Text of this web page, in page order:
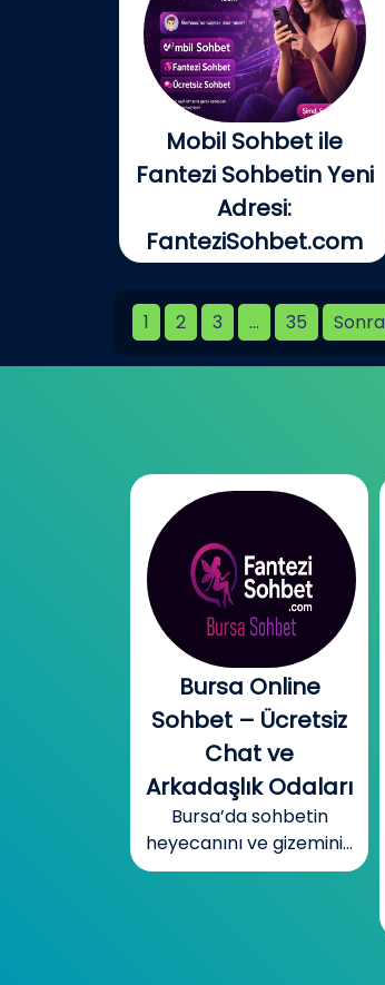
Mobil Sohbet ile
Fantezi Sohbetin Yeni
Adresi:
FanteziSohbet.com
Açık konuşayım, artık çoğu
kişi...
1
2 3 … 35
Bursa Online
Sohbet – Ücretsiz
Chat ve
Arkadaşlık Odaları
Bursa’da sohbetin
heyecanını ve gizemini...